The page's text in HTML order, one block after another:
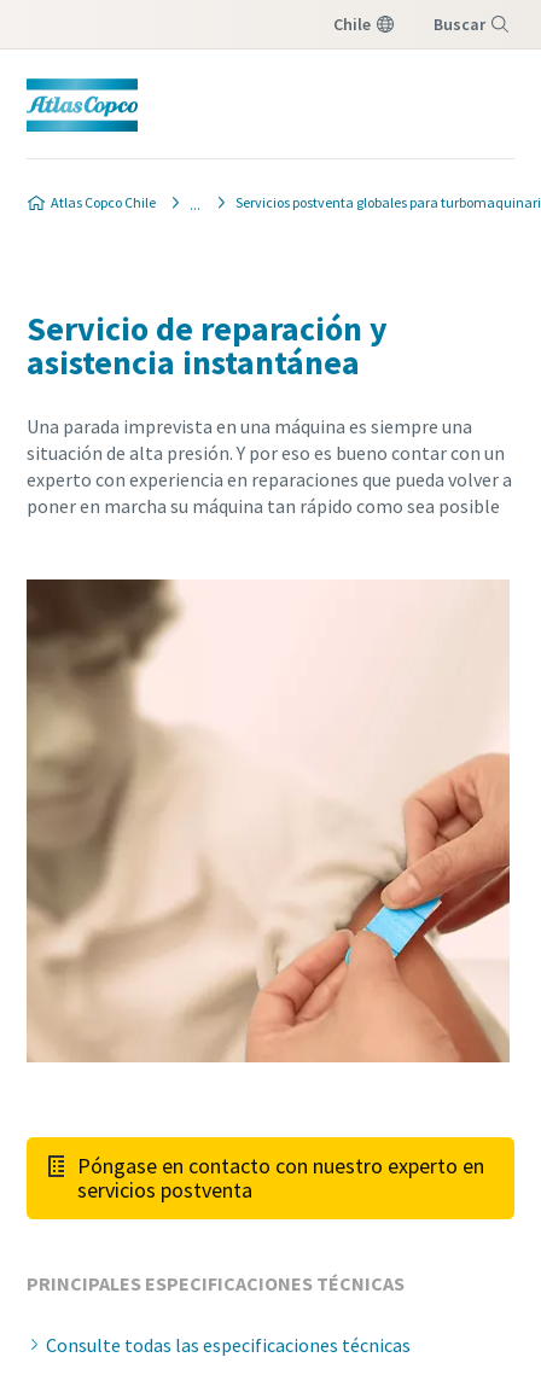
Chile Buscar
Atlas Copco Chile Servicios postventa globales para
Servicio de reparación y
asistencia instantánea
Una parada imprevista en una máquina es siempre una
situación de alta presión. Y por eso es bueno contar con un
experto con experiencia en reparaciones que pueda volver a
poner en marcha su máquina tan rápido como sea posible
Póngase en contacto con nuestro experto en
servicios postventa
PRINCIPALES ESPECIFICACIONES TÉCNICAS
Consulte todas las especificaciones técnicas